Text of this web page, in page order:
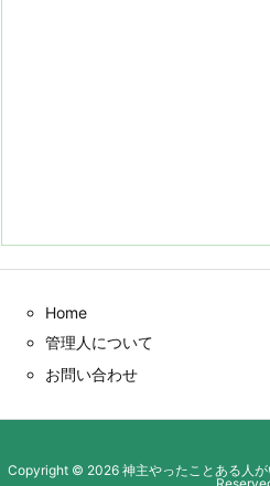
Home
管理人について
お問い合わせ
Copyright © 2026 神主やったことある人